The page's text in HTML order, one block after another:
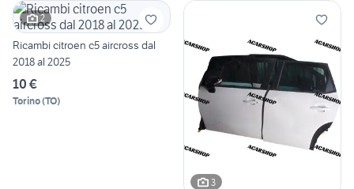
2
Ricambi citroen c5 aircross dal
2018 al 2025
10 €
Torino(TO)
3